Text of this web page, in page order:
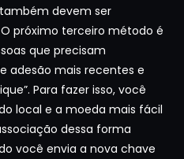
devem ser
próximo terceiro método é
que precisam
adesão mais recentes e
Para fazer isso, você
local e a moeda mais fácil
dessa forma
você envia a nova chave